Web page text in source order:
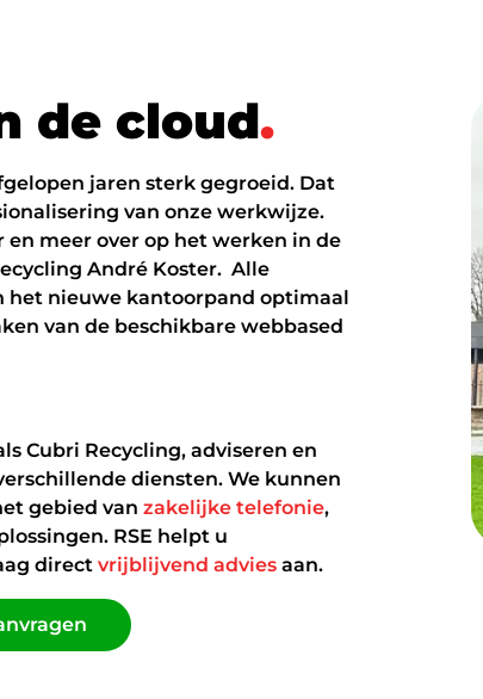
de cloud.
jaren sterk gegroeid. Dat
van onze werkwijze.
meer over op het werken in de
André Koster. Alle
het nieuwe kantoorpand optimaal
van de beschikbare webbased
Cubri Recycling, adviseren en
diensten. We kunnen
gebied van zakelijke telefonie,
RSE helpt u
direct vrijblijvend advies aan.